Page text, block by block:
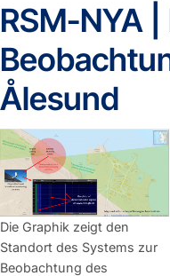
RSM-NYA
Ålesund
Die Graphik zeigt den
Standort des Systems zur
Beobachtung des